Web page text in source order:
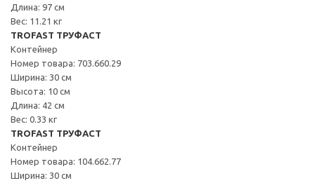
Длина: 97 см
Вес: 11.21 кг
TROFAST ТРУФАСТ
Контейнер
Номер товара: 703.660.29
Ширина: 30 см
Высота: 10 см
Длина: 42 см
Вес: 0.33 кг
TROFAST ТРУФАСТ
Контейнер
Номер товара: 104.662.77
Ширина: 30 см